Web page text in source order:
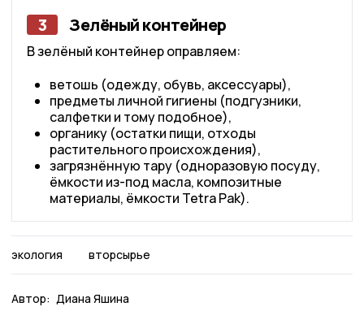
3 Зелёный контейнер
В зелёный контейнер оправляем:
ветошь (одежду, обувь, аксессуары),
предметы личной гигиены (подгузники,
салфетки и тому подобное),
органику (остатки пищи, отходы
растительного происхождения),
загрязнённую тару (одноразовую посуду,
ёмкости из-под масла, композитные
материалы, ёмкости Tetra Pak).
экология вторсырье
Автор: Диана Яшина